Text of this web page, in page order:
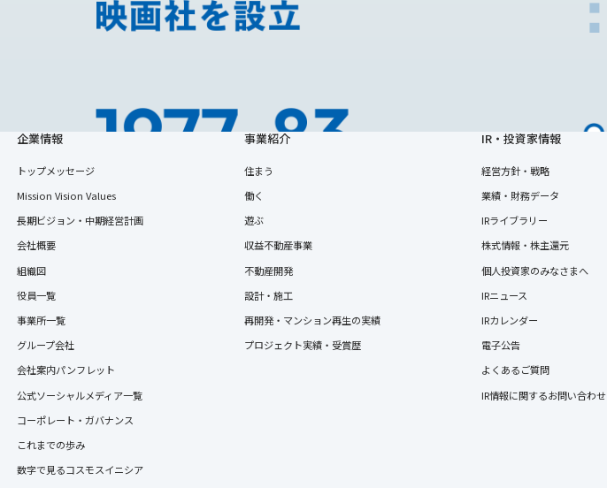
大阪、京都に支社を開設。また、業界に先駆け不動産販売に女性ス
タッフを導入する「リビングアドバイザー制度」を開始しました。
宅地建物取引業者免許※を取得。
※建設大臣(1)第2361号
企業情報
トップメッセージ
Mission Vision Values
長期ビジョン・中期経営計画
会社概要
組織図
役員一覧
事業所一覧
グループ会社
会社案内パンフレット
公式ソーシャルメディア一覧
コーポレート・ガバナンス
これまでの歩み
数字で見るコスモスイニシア
事業紹介
住まう
働く
遊ぶ
収益不動産事業
不動産開発
設計・施工
再開発・マンション再生の実績
プロジェクト実績・受賞歴
IR・投資家情報
経営方針・戦略
業績・財務データ
IRライブラリー
株式情報・株主還元
個人投資家のみなさまへ
IRニュース
IRカレンダー
電子公告
よくあるご質問
IR情報に関するお問い合わせ